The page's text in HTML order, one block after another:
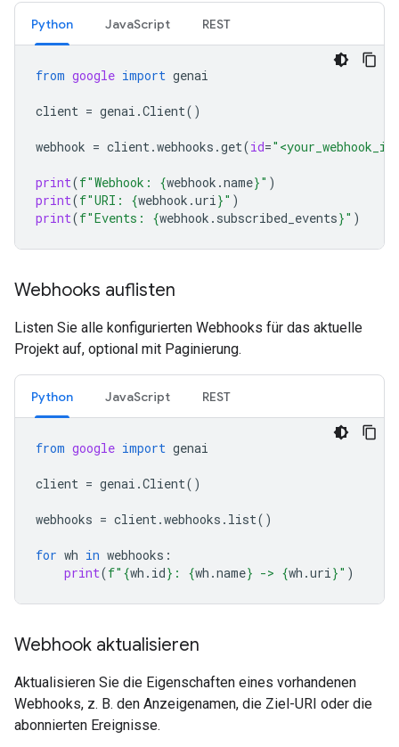
Python JavaScript REST
from google import genai
client = genai .Client()
webhook = client.webhooks .get(id=
print(f"Webhook: {webhook .name}" )
print(f"URI: {webhook .uri}" )
print(f"Events: {webhook . subscribed_events}" )
Webhooks auflisten
Listen Sie alle konfigurierten Webhooks für das aktuelle
Projekt auf, optional mit Paginierung.
Python JavaScript REST
from google import genai
client = genai .Client()
webhooks = client.webhooks . list()
for wh in webhooks :
print(f" {wh . id} : {wh .name} -> {wh .uri}" )
Webhook aktualisieren
Aktualisieren Sie die Eigenschaften eines vorhandenen
Webhooks, z. B. den Anzeigenamen, die Ziel-URI oder die
abonnierten Ereignisse.